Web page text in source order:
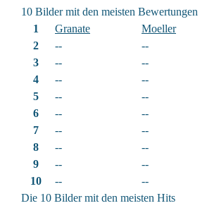
10 Bilder mit den meisten Bewertungen
1
Granate
Moeller
2
--
--
3
--
--
4
--
--
5
--
--
6
--
--
7
--
--
8
--
--
9
--
--
10
--
--
Die 10 Bilder mit den meisten Hits